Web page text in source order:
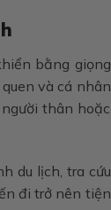
bằng giọng
và cá nhân
thân hoặc
du lịch, tra cứu
đi trở nên tiện